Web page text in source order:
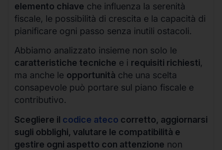
elemento chiave che influenza la serenità
fiscale, le possibilità di crescita e la capacità di
pianificare ogni passo senza inutili ostacoli.
Abbiamo analizzato insieme non solo le
caratteristiche tecniche e i requisiti richiesti,
ma anche le opportunità che una scelta
consapevole può portare sul piano fiscale e
contributivo.
Scegliere il codice ateco corretto, aggiornarsi
sugli obblighi, valutare le compatibilità e
gestire ogni aspetto con attenzione non